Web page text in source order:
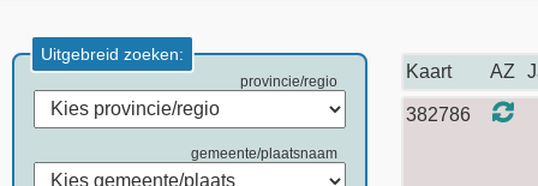
Uitgebreid zoeken:
provincie/regio
gemeente/plaatsnaam
Kaart AZ
382786